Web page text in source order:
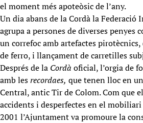
el moment més apoteòsic de l’any.
Un dia abans de la Cordà la
agrupa a persones de diverses penyes
un correfoc amb artefactes
de ferro, i llançament de carretilles
Després de la Cordà oficial, l’orgia de
amb lesrecordaes, que tenen lloc en
Central, antic Tir de Colom. Com que
accidents i desperfectes en el
2001 l’Ajuntament va promoure la